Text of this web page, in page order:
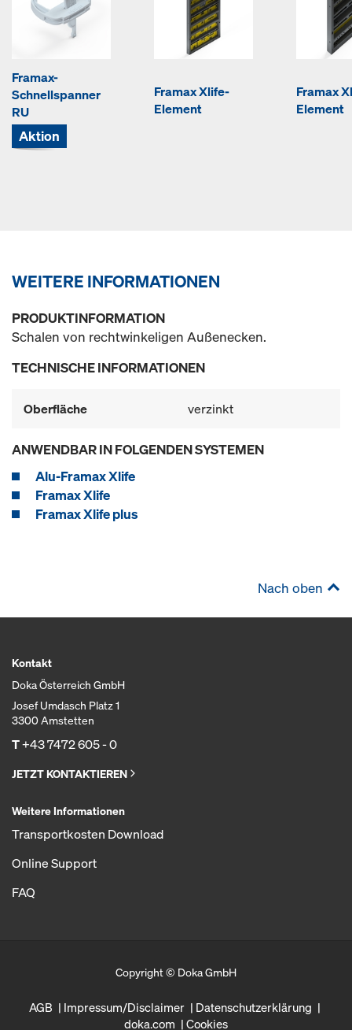
Framax-
Schnellspanner
RU
Aktion
Framax Xlife-
Element
Framax
Element
WEITERE INFORMATIONEN
PRODUKTINFORMATION
Schalen von rechtwinkeligen Außenecken.
TECHNISCHE INFORMATIONEN
Oberfläche verzinkt
ANWENDBAR IN FOLGENDEN SYSTEMEN
Alu-Framax Xlife
Framax Xlife
Framax Xlife plus
Nach oben
Kontakt
Doka Österreich GmbH
Josef Umdasch Platz 1
3300 Amstetten
T+43 7472 605 - 0
JETZT KONTAKTIEREN
Weitere Informationen
Transportkosten Download
Online Support
FAQ
Copyright © Doka GmbH
AGB Impressum/Disclaimer
Datenschutzerklärung
doka.com
Cookies